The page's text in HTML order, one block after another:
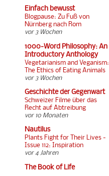
Einfach bewusst
Blogpause: Zu Fuß von
Nürnberg nach Rom
vor 3 Wochen
1000-Word Philosophy: An
Introductory Anthology
Vegetarianism and Veganism:
The Ethics of Eating Animals
vor 3 Wochen
Geschichte der Gegenwart
Schweizer Filme über das
Recht auf Abtreibung
vor 10 Monaten
Nautilus
Plants Fight for Their Lives -
Issue 112: Inspiration
vor 4 Jahren
The Book of Life